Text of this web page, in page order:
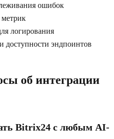
ошибок
метрик
логирования
доступности эндпоинтов
об интеграции
Bitrix24 с любым AI-